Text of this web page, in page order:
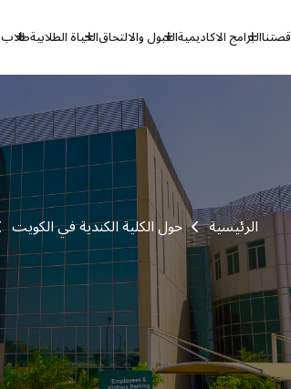
قصتناالبرامج الاكاديميةالقبول والالتحاقالحياة الطلابيةطلاب CCK
الرئيسية حول الكلية الكندية في الكويت